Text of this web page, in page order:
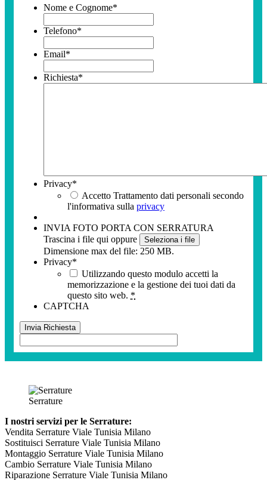
Nome e Cognome*
Telefono*
Email*
Richiesta*
Privacy*
Accetto Trattamento dati personali secondo
l'informativa sulla privacy
INVIA FOTO PORTA CON SERRATURA
Trascina i file qui oppure
Seleziona i file
Dimensione max del file: 250 MB.
Privacy*
Utilizzando questo modulo accetti la
memorizzazione e la gestione dei tuoi dati da
questo sito web. *
CAPTCHA
Serrature
I nostri servizi per le Serrature:
Vendita Serrature Viale Tunisia Milano
Sostituisci Serrature Viale Tunisia Milano
Montaggio Serrature Viale Tunisia Milano
Cambio Serrature Viale Tunisia Milano
Riparazione Serrature Viale Tunisia Milano